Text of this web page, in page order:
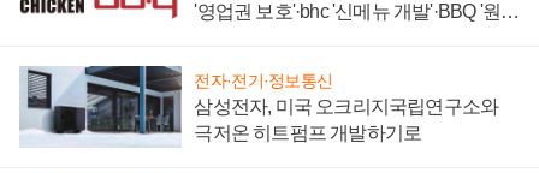
'영업권 보호'·bhc '신메뉴 개발'·BBQ '원가
전자·전기·정보통신
삼성전자, 미국 오크리지국립연구소와
극저온 히트펌프 개발하기로